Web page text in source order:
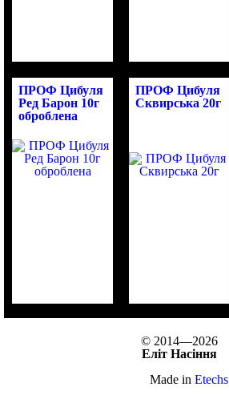
ПРОФ Цибуля
Ред Барон 10г
оброблена
ПРОФ Цибуля
Сквирська 20г
© 2014—2026
Еліт Насіння
Made in Etechs